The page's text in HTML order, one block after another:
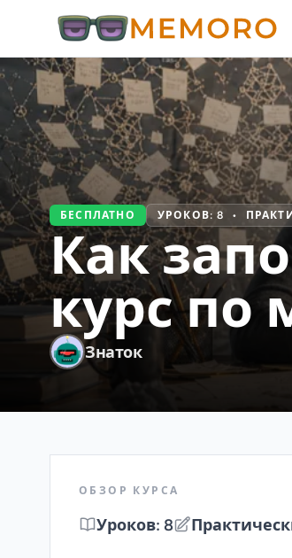
БЕСПЛАТНО УРОКОВ: 8 •
Как
курс по
Знаток
ОБЗОР КУРСА
Уроков: 8